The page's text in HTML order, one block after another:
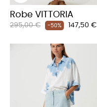
Robe VITTORIA
Prix
295,00 € -50% Prix
147,50 €